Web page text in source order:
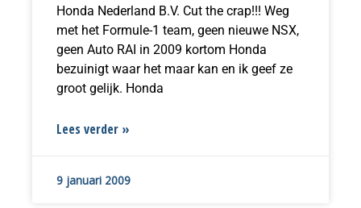
Honda Nederland B.V. Cut the crap!!! Weg
met het Formule-1 team, geen nieuwe NSX,
geen Auto RAI in 2009 kortom Honda
bezuinigt waar het maar kan en ik geef ze
groot gelijk. Honda
Lees verder »
9 januari 2009